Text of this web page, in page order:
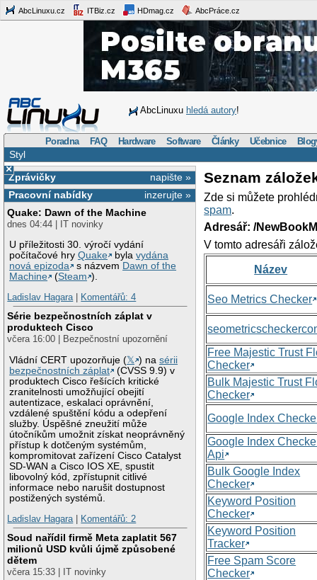
AbcLinuxu.cz ITBiz.cz HDmag.cz AbcPráce.cz
AbcLinuxu hledá autory!
Poradna FAQ Hardware Software Články Učebnice
Styl
×
napište »
Zprávičky
inzerujte »
Pracovní nabídky
Quake: Dawn of the Machine
dnes 04:44 | IT novinky
U příležitosti 30. výročí vydání
počítačové hryQuake bylavydána
nová epizoda
s názvem Dawn of the
Machine
(Steam ).
Ladislav Hagara| Komentářů: 4
Série bezpečnostních záplat v
produktech Cisco
včera 16:00 | Bezpečnostní upozornění
Vládní CERT upozorňuje (𝕏 ) nasérii
bezpečnostních záplat
(CVSS 9.9) v
produktech Cisco řešících kritické
zranitelnosti umožňující obejití
autentizace, eskalaci oprávnění,
vzdálené spuštění kódu a odepření
služby. Úspěšné zneužití může
útočníkům umožnit získat neoprávněný
přístup k dotčeným systémům,
kompromitovat zařízení Cisco Catalyst
SD-WAN a Cisco IOS XE, spustit
libovolný kód, zpřístupnit citlivé
informace nebo narušit dostupnost
postižených systémů.
Ladislav Hagara| Komentářů: 2
Soud nařídil firmě Meta zaplatit 567
milionů USD kvůli újmě způsobené
dětem
včera 15:33 | IT novinky
Seznam
Zde si můžete
spam.
Adresář: /
V tomto adresáři
Název
Seo Metrics Checker
Free Majestic Trust
Checker
Bulk Majestic Trust
Checker
Google Index
Google Index
Api
Bulk Google Index
Checker
Keyword Position
Checker
Keyword Position
Tracker
Free Spam Score
Checker